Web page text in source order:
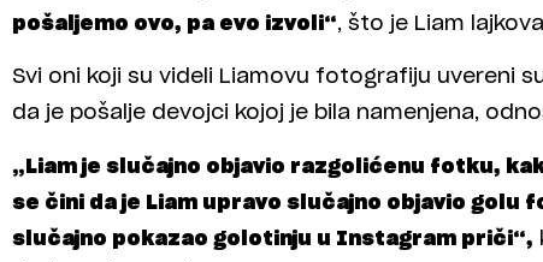
pošaljemo ovo, pa evo izvoli“, što je Liam
Svi oni koji su videli Liamovu fotografiju uvereni
da je pošalje devojci kojoj je bila namenjena,
„Liam je slučajno objavio razgolićenu fotku,
se čini da je Liam upravo slučajno objavio golu
slučajno pokazao golotinju u Instagram priči“,